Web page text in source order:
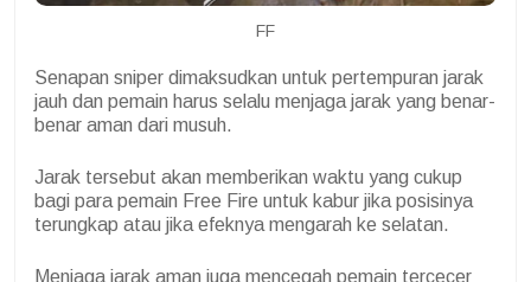
FF
Senapan sniper dimaksudkan untuk pertempuran jarak
jauh dan pemain harus selalu menjaga jarak yang benar-
benar aman dari musuh.
Jarak tersebut akan memberikan waktu yang cukup
bagi para pemain Free Fire untuk kabur jika posisinya
terungkap atau jika efeknya mengarah ke selatan.
Menjaga jarak aman juga mencegah pemain tercecer